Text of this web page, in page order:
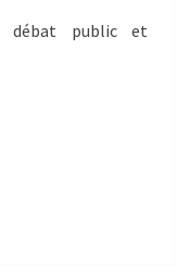
débat public et